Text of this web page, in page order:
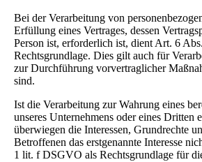
Bei der Verarbeitung von
Erfüllung eines Vertrages, dessen
Person ist, erforderlich ist, dient Art. 6
Rechtsgrundlage. Dies gilt auch für
zur Durchführung vorvertraglicher
sind.
Ist die Verarbeitung zur Wahrung eines
unseres Unternehmens oder eines Dritten
überwiegen die Interessen, Grundrechte
Betroffenen das erstgenannte Interesse
1 lit. f DSGVO als Rechtsgrundlage für